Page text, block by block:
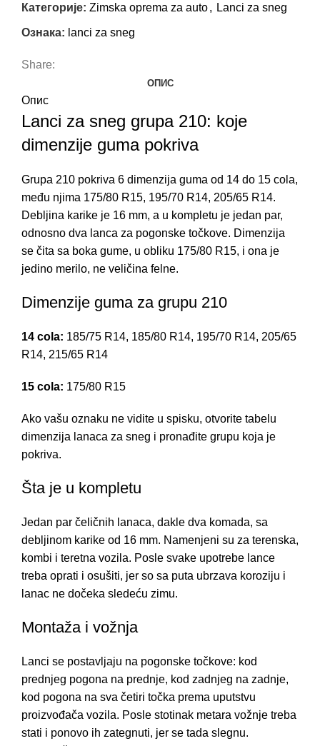
Категорије: Zimska oprema za auto, Lanci za sneg
Ознака: lanci za sneg
Share:
ОПИС
Опис
Lanci za sneg grupa 210: koje
dimenzije guma pokriva
Grupa 210 pokriva 6 dimenzija guma od 14 do 15 cola,
među njima 175/80 R15, 195/70 R14, 205/65 R14.
Debljina karike je 16 mm, a u kompletu je jedan par,
odnosno dva lanca za pogonske točkove. Dimenzija
se čita sa boka gume, u obliku 175/80 R15, i ona je
jedino merilo, ne veličina felne.
Dimenzije guma za grupu 210
14 cola: 185/75 R14, 185/80 R14, 195/70 R14, 205/65
R14, 215/65 R14
15 cola: 175/80 R15
Ako vašu oznaku ne vidite u spisku, otvorite tabelu
dimenzija lanaca za sneg i pronađite grupu koja je
pokriva.
Šta je u kompletu
Jedan par čeličnih lanaca, dakle dva komada, sa
debljinom karike od 16 mm. Namenjeni su za terenska,
kombi i teretna vozila. Posle svake upotrebe lance
treba oprati i osušiti, jer so sa puta ubrzava koroziju i
lanac ne dočeka sledeću zimu.
Montaža i vožnja
Lanci se postavljaju na pogonske točkove: kod
prednjeg pogona na prednje, kod zadnjeg na zadnje,
kod pogona na sva četiri točka prema uputstvu
proizvođača vozila. Posle stotinak metara vožnje treba
stati i ponovo ih zategnuti, jer se tada slegnu.